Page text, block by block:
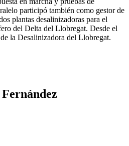
participó también como gestor de
plantas desalinizadoras para el
del Delta del Llobregat. Desde el
la Desalinizadora del Llobregat.